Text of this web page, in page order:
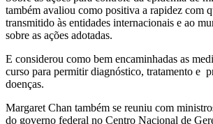
também avaliou como positiva a rapidez com
transmitido às entidades internacionais e ao
sobre as ações adotadas.
E considerou como bem encaminhadas as
curso para permitir diagnóstico, tratamento e
doenças.
Margaret Chan também se reuniu com
do governo federal no Centro Nacional de